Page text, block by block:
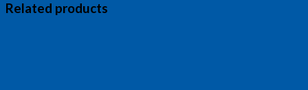
Related products